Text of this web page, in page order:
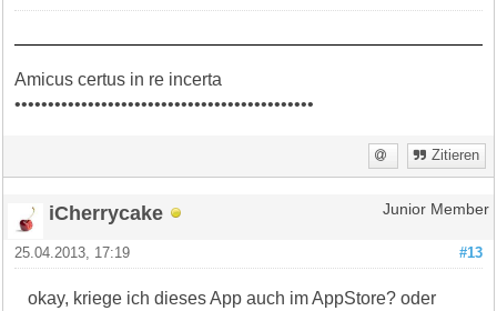
Amicus certus in re incerta
•••••••••••••••••••••••••••••••••••••••••••••
Zitieren
iCherrycake Junior Member
#13
25.04.2013, 17:19
okay, kriege ich dieses App auch im AppStore? oder